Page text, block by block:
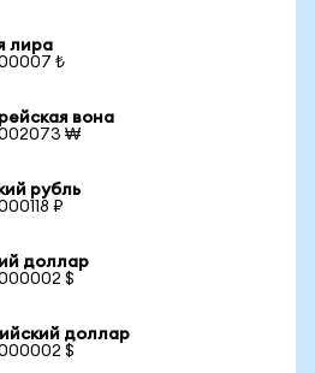
лира
₺
вона
₩
рубль
₽
доллар
$
доллар
$